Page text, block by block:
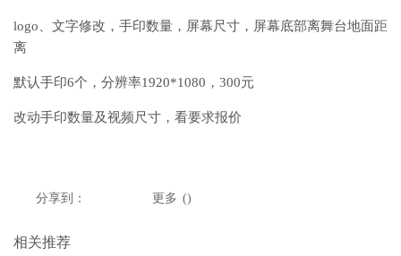
logo、文字修改，手印数量，屏幕尺寸，屏幕底部离舞台地面距
离
默认手印6个，分辨率1920*1080，300元
改动手印数量及视频尺寸，看要求报价
分享到： 更多 ()
相关推荐